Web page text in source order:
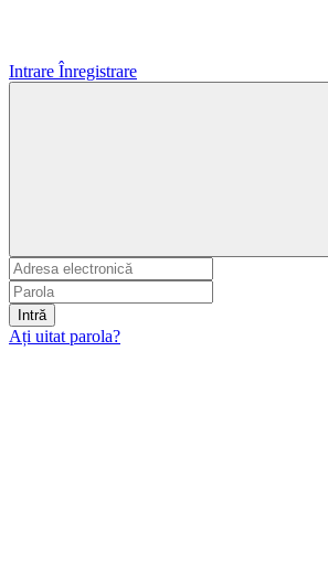
Intrare Înregistrare
Intră
Ați uitat parola?